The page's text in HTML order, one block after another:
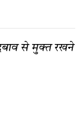
दबाव से मुक्त रखने